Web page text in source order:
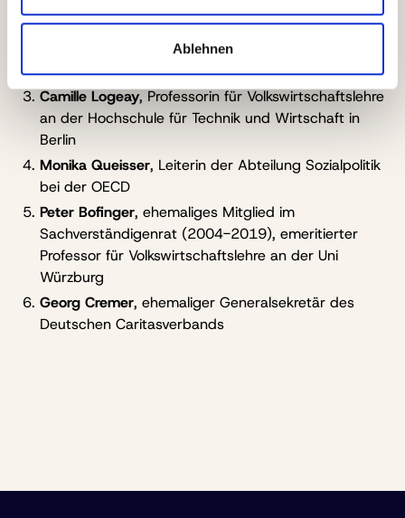
Ablehnen
sozialpolitische Sprecherin der SPD-Fraktion im
Camille Logeay, Professorin für Volkswirtschaftslehre
an der Hochschule für Technik und Wirtschaft in
Berlin
Monika Queisser, Leiterin der Abteilung Sozialpolitik
bei der OECD
Peter Bofinger, ehemaliges Mitglied im
Sachverständigenrat (2004-2019), emeritierter
Professor für Volkswirtschaftslehre an der Uni
Würzburg
Georg Cremer, ehemaliger Generalsekretär des
Deutschen Caritasverbands